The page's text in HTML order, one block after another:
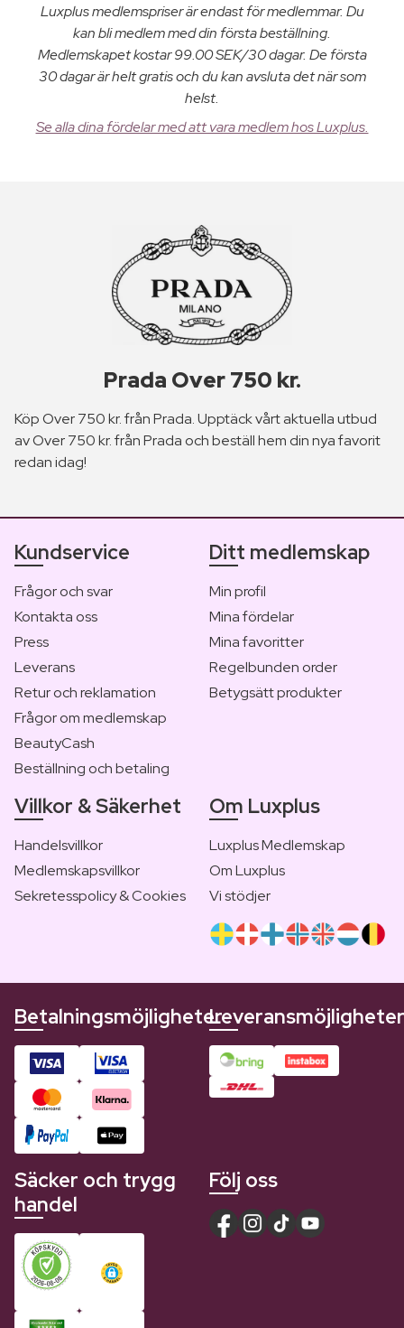
Luxplus medlemspriser är endast för medlemmar. Du
kan bli medlem med din första beställning.
Medlemskapet kostar 99.00 SEK/30 dagar. De första
30 dagar är helt gratis och du kan avsluta det när som
helst.
Se alla dina fördelar med att vara medlem hos Luxplus.
Prada Over 750 kr.
Köp Over 750 kr. från Prada. Upptäck vårt aktuella utbud
av Over 750 kr. från Prada och beställ hem din nya favorit
redan idag!
Kundservice
Frågor och svar
Kontakta oss
Press
Leverans
Retur och reklamation
Frågor om medlemskap
BeautyCash
Beställning och betaling
Ditt medlemskap
Min profil
Mina fördelar
Mina favoritter
Regelbunden order
Betygsätt produkter
Villkor & Säkerhet
Handelsvillkor
Medlemskapsvillkor
Sekretesspolicy & Cookies
Om Luxplus
Luxplus Medlemskap
Om Luxplus
Vi stödjer
BetalningsmöjligheterLeveransmöjligheter
Säcker och trygg
handel
Följ oss